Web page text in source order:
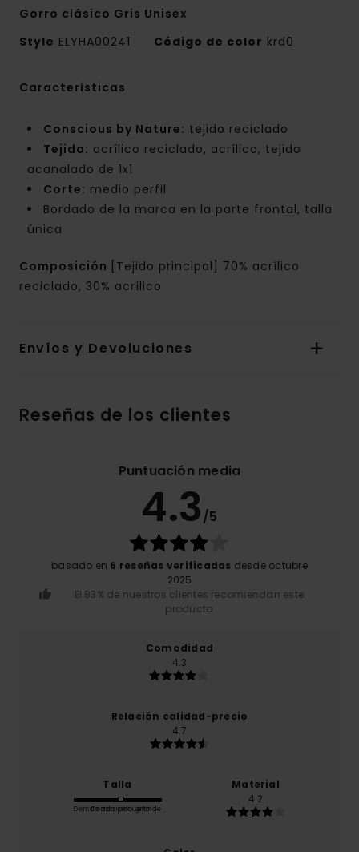
Gorro clásico Gris Unisex
Style ELYHA00241 Código de color krd0
Características
Conscious by Nature: tejido reciclado
Tejido: acrílico reciclado, acrílico, tejido
acanalado de 1x1
Corte: medio perfil
Bordado de la marca en la parte frontal, talla
única
Composición [Tejido principal] 70% acrílico
reciclado, 30% acrílico
Envíos y Devoluciones
Reseñas de los clientes
Puntuación media
4.3/5
basado en 6 reseñas verificadas desde octubre
2025
El 83% de nuestros clientes recomiendan este
producto
Comodidad
4.3
Relación calidad-precio
4.7
Talla
Demasiado pequeño
Demasiado grande
Material
4.2